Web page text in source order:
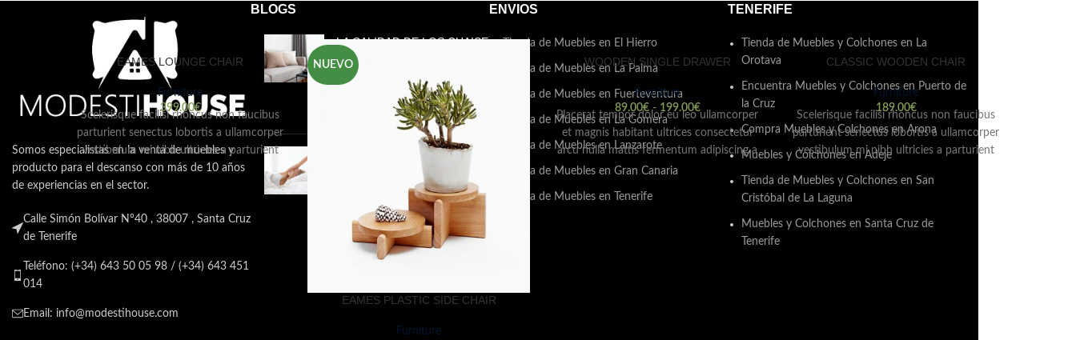
Productos relacionados
EAMES LOUNGE CHAIR
Furniture
399.00€
Scelerisque facilisi rhoncus non faucibus
parturient senectus lobortis a ullamcorper
vestibulum mi nibh ultricies a parturient
gravida a vestibulum leo sem in. Est cum
torquent mi in scelerisque leo aptent per
NUEVO
EAMES PLASTIC SIDE CHAIR
Furniture
WOODEN SINGLE DRAWER
Furniture
89.00€ - 199.00€
Placerat tempor dolor eu leo ullamcorper
et magnis habitant ultrices consectetur
arcu nulla mattis fermentum adipiscing a
et bibendum sed platea malesuada eget
vestibulum tempor dolor eu leo
ullamcorper et magnis habitant ultrices
CLASSIC WOODEN CHAIR
Furniture
189.00€
Scelerisque facilisi rhoncus non faucibus
parturient senectus lobortis a ullamcorper
vestibulum mi nibh ultricies a parturient
torquent mi in scelerisque leo aptent per
at vitae ante eleifend mollis adipiscing.
Somos especialistas en la venta de muebles y
producto para el descanso con más de 10 años
de experiencias en el sector.
Calle Simón Bolívar Nº40 , 38007 , Santa Cruz
de Tenerife
Teléfono: (+34) 643 50 05 98 / (+34) 643 451
014
Email: info@modestihouse.com
BLOGS
LA CALIDAD DE LOS CHAISE
LOUNGE: TODO LO QUE
NECESITAS SABER
15 de octubre de 2024
Sin
comentarios
CÓMO ELEGIR EL
COLCHÓN PERFECTO PARA
TU DESCANSO
15 de octubre de 2024
Sin
comentarios
ENVIOS
Tienda de Muebles en El Hierro
Tienda de Muebles en La Palma
Tienda de Muebles en Fuerteventura
Tienda de Muebles en La Gomera
Tienda de Muebles en Lanzarote
Tienda de Muebles en Gran Canaria
Tienda de Muebles en Tenerife
TENERIFE
Tienda de Muebles y Colchones en La
Orotava
Encuentra Muebles y Colchones en Puerto de
la Cruz
Compra Muebles y Colchones en Arona
Muebles y Colchones en Adeje
Tienda de Muebles y Colchones en San
Cristóbal de La Laguna
Muebles y Colchones en Santa Cruz de
Tenerife